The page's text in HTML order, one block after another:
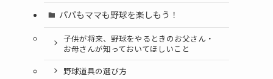
パパもママも野球を楽しもう！
子供が将来、野球をやるときのお父さん・
お母さんが知っておいてほしいこと
野球道具の選び方